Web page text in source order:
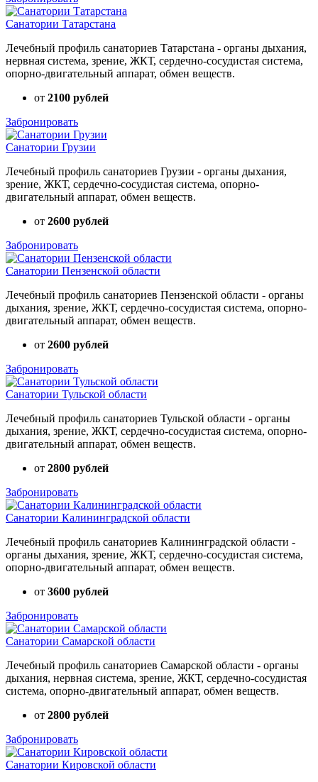
Санатории Татарстана
Лечебный профиль санаториев Татарстана - органы дыхания,
нервная система, зрение, ЖКТ, сердечно-сосудистая система,
опорно-двигательный аппарат, обмен веществ.
от 2100 рублей
Забронировать
Санатории Грузии
Лечебный профиль санаториев Грузии - органы дыхания,
зрение, ЖКТ, сердечно-сосудистая система, опорно-
двигательный аппарат, обмен веществ.
от 2600 рублей
Забронировать
Санатории Пензенской области
Лечебный профиль санаториев Пензенской области - органы
дыхания, зрение, ЖКТ, сердечно-сосудистая система, опорно-
двигательный аппарат, обмен веществ.
от 2600 рублей
Забронировать
Санатории Тульской области
Лечебный профиль санаториев Тульской области - органы
дыхания, зрение, ЖКТ, сердечно-сосудистая система, опорно-
двигательный аппарат, обмен веществ.
от 2800 рублей
Забронировать
Санатории Калининградской области
Лечебный профиль санаториев Калининградской области -
органы дыхания, зрение, ЖКТ, сердечно-сосудистая система,
опорно-двигательный аппарат, обмен веществ.
от 3600 рублей
Забронировать
Санатории Самарской области
Лечебный профиль санаториев Самарской области - органы
дыхания, нервная система, зрение, ЖКТ, сердечно-сосудистая
система, опорно-двигательный аппарат, обмен веществ.
от 2800 рублей
Забронировать
Санатории Кировской области